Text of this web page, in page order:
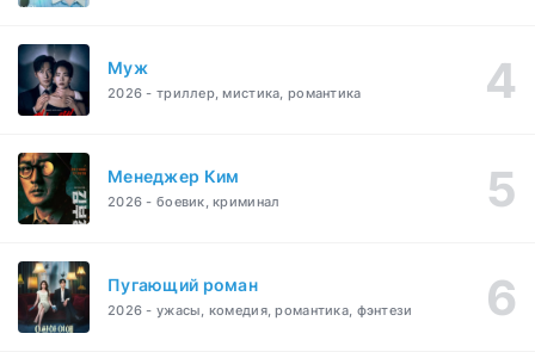
Муж
2026 - триллер, мистика, романтика
Менеджер Ким
2026 - боевик, криминал
Пугающий роман
2026 - ужасы, комедия, романтика, фэнтези